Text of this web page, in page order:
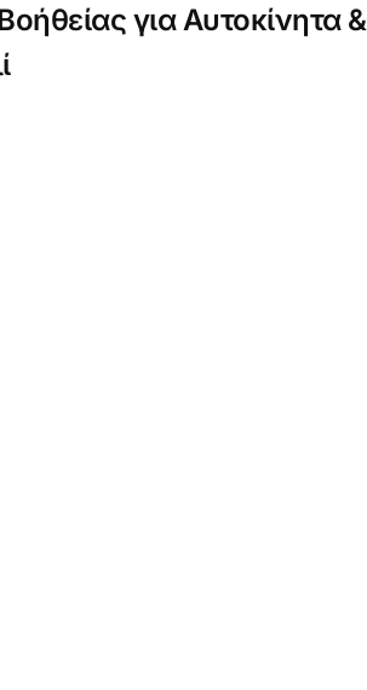
για Αυτοκίνητα &